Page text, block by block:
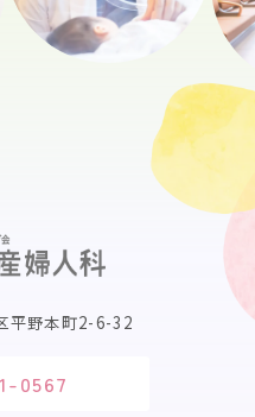
平野本町2-6-32
0567